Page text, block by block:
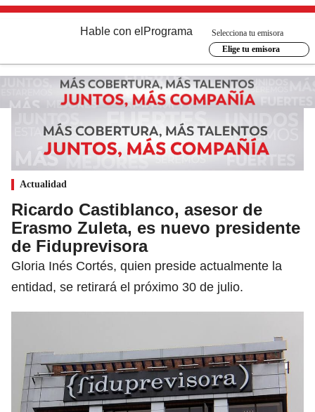
Hable con el Programa
Selecciona tu emisora
Elige tu emisora
Actualidad
Ricardo Castiblanco, asesor de
Erasmo Zuleta, es nuevo presidente
de Fiduprevisora
Gloria Inés Cortés, quien preside actualmente la
entidad, se retirará el próximo 30 de julio.